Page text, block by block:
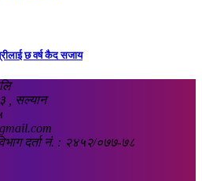
छ वर्ष कैद सजाय
, सल्यान
दर्ता नं. : २४५२/०७७-७८